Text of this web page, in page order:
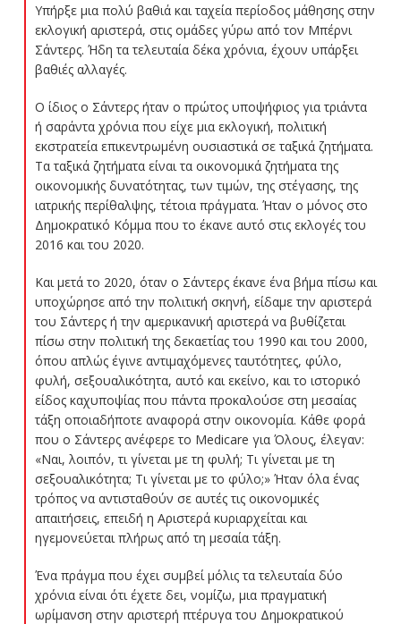
Υπήρξε μια πολύ βαθιά και ταχεία περίοδος μάθησης στην
εκλογική αριστερά, στις ομάδες γύρω από τον Μπέρνι
Σάντερς. Ήδη τα τελευταία δέκα χρόνια, έχουν υπάρξει
βαθιές αλλαγές.
Ο ίδιος ο Σάντερς ήταν ο πρώτος υποψήφιος για τριάντα
ή σαράντα χρόνια που είχε μια εκλογική, πολιτική
εκστρατεία επικεντρωμένη ουσιαστικά σε ταξικά ζητήματα.
Τα ταξικά ζητήματα είναι τα οικονομικά ζητήματα της
οικονομικής δυνατότητας, των τιμών, της στέγασης, της
ιατρικής περίθαλψης, τέτοια πράγματα. Ήταν ο μόνος στο
Δημοκρατικό Κόμμα που το έκανε αυτό στις εκλογές του
2016 και του 2020.
Και μετά το 2020, όταν ο Σάντερς έκανε ένα βήμα πίσω και
υποχώρησε από την πολιτική σκηνή, είδαμε την αριστερά
του Σάντερς ή την αμερικανική αριστερά να βυθίζεται
πίσω στην πολιτική της δεκαετίας του 1990 και του 2000,
όπου απλώς έγινε αντιμαχόμενες ταυτότητες, φύλο,
φυλή, σεξουαλικότητα, αυτό και εκείνο, και το ιστορικό
είδος καχυποψίας που πάντα προκαλούσε στη μεσαίας
τάξη οποιαδήποτε αναφορά στην οικονομία. Κάθε φορά
που ο Σάντερς ανέφερε το Medicare για Όλους, έλεγαν:
«Ναι, λοιπόν, τι γίνεται με τη φυλή; Τι γίνεται με τη
σεξουαλικότητα; Τι γίνεται με το φύλο;» Ήταν όλα ένας
τρόπος να αντισταθούν σε αυτές τις οικονομικές
απαιτήσεις, επειδή η Αριστερά κυριαρχείται και
ηγεμονεύεται πλήρως από τη μεσαία τάξη.
Ένα πράγμα που έχει συμβεί μόλις τα τελευταία δύο
χρόνια είναι ότι έχετε δει, νομίζω, μια πραγματική
ωρίμανση στην αριστερή πτέρυγα του Δημοκρατικού